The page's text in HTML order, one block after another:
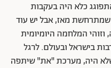
כלא היה בעקבות
מאז, אבל יש עוד
המלחמה היומיומית
בישראל ובעולם. לרגל
היה, מערכת "את" שיתפה